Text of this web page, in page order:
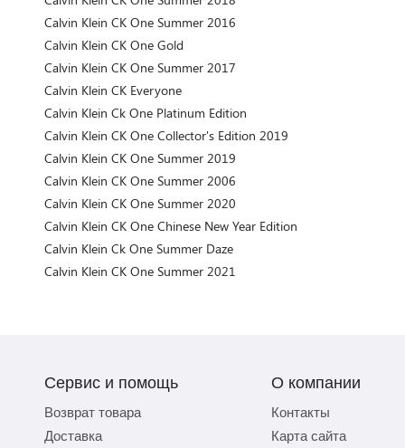
Calvin Klein CK One Summer 2016
Calvin Klein CK One Gold
Calvin Klein CK One Summer 2017
Calvin Klein CK Everyone
Calvin Klein Ck One Platinum Edition
Calvin Klein CK One Collector's Edition 2019
Calvin Klein CK One Summer 2019
Calvin Klein CK One Summer 2006
Calvin Klein CK One Summer 2020
Calvin Klein CK One Chinese New Year Edition
Calvin Klein Ck One Summer Daze
Calvin Klein CK One Summer 2021
Сервис и помощь
Возврат товара
Доставка
О компании
Контакты
Карта сайта